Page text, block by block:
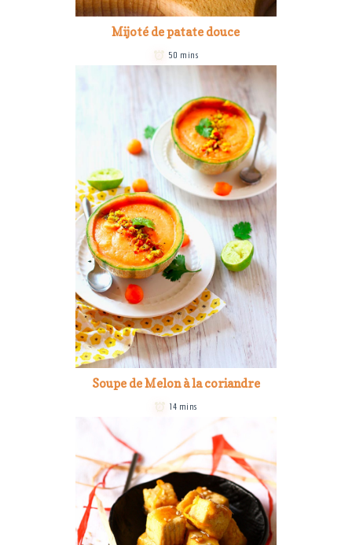
Mijoté de patate douce
50 mins
Soupe de Melon à la coriandre
14 mins